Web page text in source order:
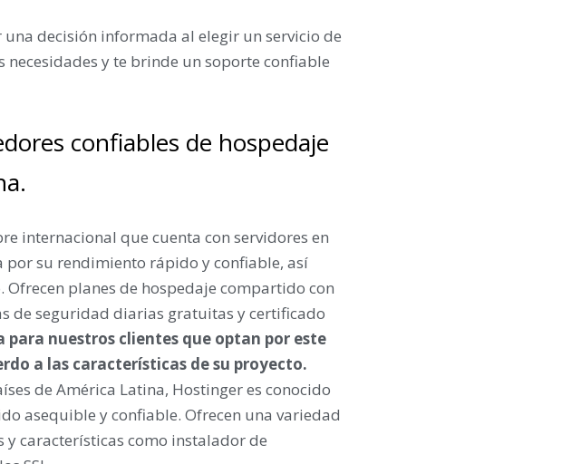
decisión informada al elegir un servicio de
y te brinde un soporte confiable
confiables de hospedaje
internacional que cuenta con servidores en
por su rendimiento rápido y confiable, así
planes de hospedaje compartido con
de seguridad diarias gratuitas y certificado
para nuestros clientes que optan por este
a las características de su proyecto.
de América Latina, Hostinger es conocido
asequible y confiable. Ofrecen una variedad
y características como instalador de